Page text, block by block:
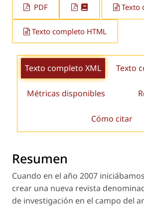
PDF Texto
Texto completo HTML
Texto completo XML Texto
Métricas disponibles
Cómo citar
Resumen
Cuando en el año 2007
crear una nueva revista
de investigación en el campo del